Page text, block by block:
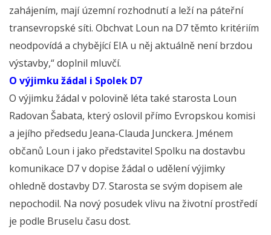
zahájením, mají územní rozhodnutí a leží na páteřní
transevropské síti. Obchvat Loun na D7 těmto kritériím
neodpovídá a chybějící EIA u něj aktuálně není brzdou
výstavby,“ doplnil mluvčí.
O výjimku žádal i Spolek D7
O výjimku žádal v polovině léta také starosta Loun
Radovan Šabata, který oslovil přímo Evropskou komisi
a jejího předsedu Jeana-Clauda Junckera. Jménem
občanů Loun i jako představitel Spolku na dostavbu
komunikace D7 v dopise žádal o udělení výjimky
ohledně dostavby D7. Starosta se svým dopisem ale
nepochodil. Na nový posudek vlivu na životní prostředí
je podle Bruselu času dost.